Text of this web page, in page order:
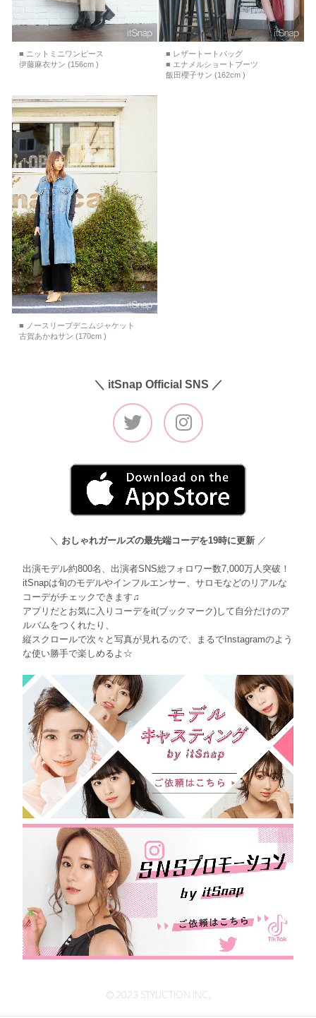
■ ニットミニワンピース
伊藤麻衣サン (156cm )
■ レザートートバッグ
■ エナメルショートブーツ
飯田櫻子サン (162cm )
■ ノースリーブデニムジャケット
古賀あかねサン (170cm )
＼ itSnap Official SNS ／
＼ おしゃれガールズの最先端コーデを19時に更新 ／
出演モデル約800名、出演者SNS総フォロワー数7,000万人突破！
itSnapは旬のモデルやインフルエンサー、サロモなどのリアルな
コーデがチェックできます♫
アプリだとお気に入りコーデをit(ブックマーク)して自分だけのア
ルバムをつくれたり、
縦スクロールで次々と写真が見れるので、まるでInstagramのよう
な使い勝手で楽しめるよ☆
© 2023 STYLICTION INC.